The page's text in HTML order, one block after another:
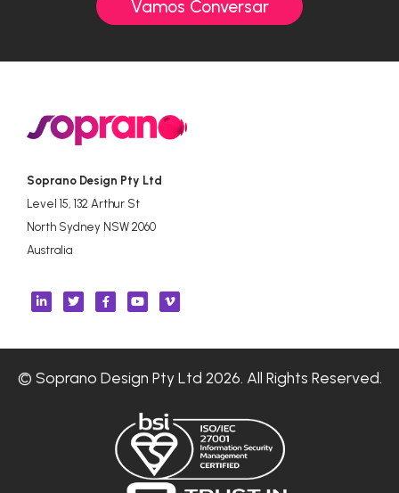
Vamos Conversar
Soprano Design Pty Ltd
Level 15, 132 Arthur St
North Sydney NSW 2060
Australia
© Soprano Design Pty Ltd 2026. All Rights Reserved.